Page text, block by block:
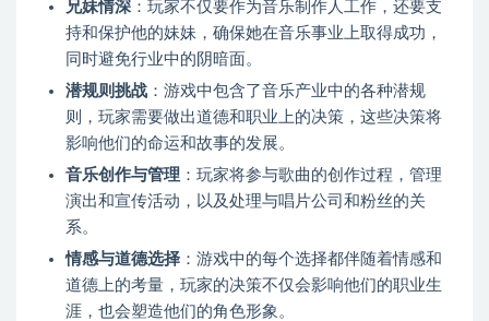
兄妹情深 ：玩家不仅要作为音乐制作人工作，还要支
持和保护他的妹妹，确保她在音乐事业上取得成功，
同时避免行业中的阴暗面。
潜规则挑战 ：游戏中包含了音乐产业中的各种潜规
则，玩家需要做出道德和职业上的决策，这些决策将
影响他们的命运和故事的发展。
音乐创作与管理 ：玩家将参与歌曲的创作过程，管理
演出和宣传活动，以及处理与唱片公司和粉丝的关
系。
情感与道德选择 ：游戏中的每个选择都伴随着情感和
道德上的考量，玩家的决策不仅会影响他们的职业生
涯，也会塑造他们的角色形象。